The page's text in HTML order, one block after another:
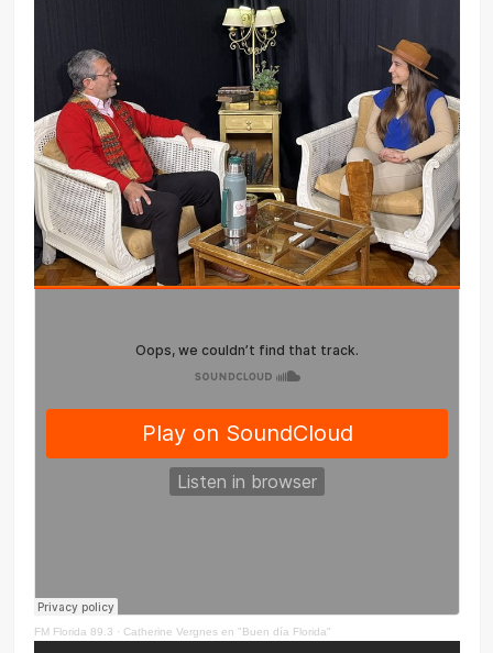
FM Florida 89.3 · Catherine Vergnes en "Buen día Florida"